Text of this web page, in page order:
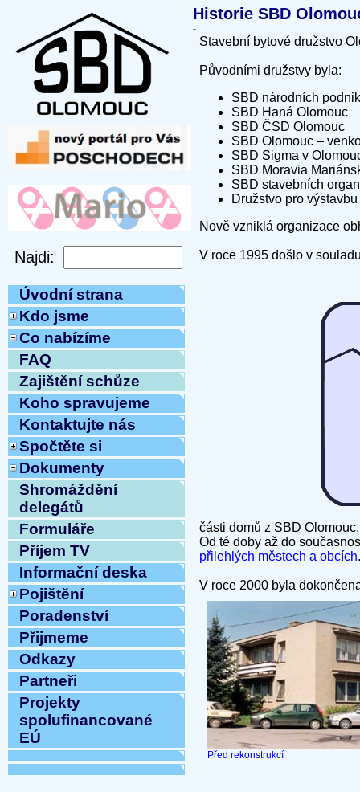
Úvodní strana
Kdo jsme
Co nabízíme
FAQ
Zajištění schůze
Koho spravujeme
Kontaktujte nás
Spočtěte si
Dokumenty
Shromáždění
delegátů
Formuláře
Příjem TV
Informační deska
Pojištění
Poradenství
Přijmeme
Odkazy
Partneři
Projekty
spolufinancované
EÚ
Historie SBD
Stavební bytové družstvo
Původními družstvy byla:
SBD národních
SBD Haná Olomouc
SBD ČSD Olomouc
SBD Olomouc –
SBD Sigma v
SBD Moravia
SBD stavebních
Družstvo pro
Nově vzniklá organizace
V roce 1995 došlo v
části domů z SBD
Od té doby až do
přilehlých městech a obcích.
V roce 2000 byla
Před rekonstrukcí